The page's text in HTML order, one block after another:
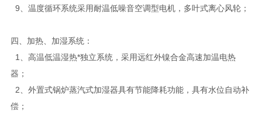
9、温度循环系统采用耐温低噪音空调型电机，多叶式离心风轮；
四、加热、加湿系统：
1、高温低温湿热*独立系统，采用远红外镍合金高速加温电热
器；
2、外置式锅炉蒸汽式加湿器具有节能降耗功能，具有水位自动补
偿；